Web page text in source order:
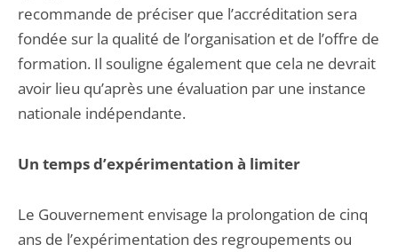
recommande de préciser que l’accréditation sera
fondée sur la qualité de l’organisation et de l’offre de
formation. Il souligne également que cela ne devrait
avoir lieu qu’après une évaluation par une instance
nationale indépendante.
Un temps d’expérimentation à limiter
Le Gouvernement envisage la prolongation de cinq
ans de l’expérimentation des regroupements ou